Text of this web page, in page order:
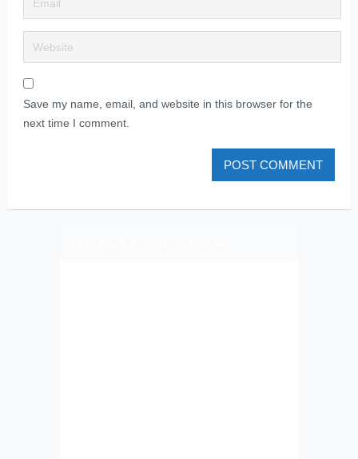
Save my name, email, and website in this browser for the
next time I comment.